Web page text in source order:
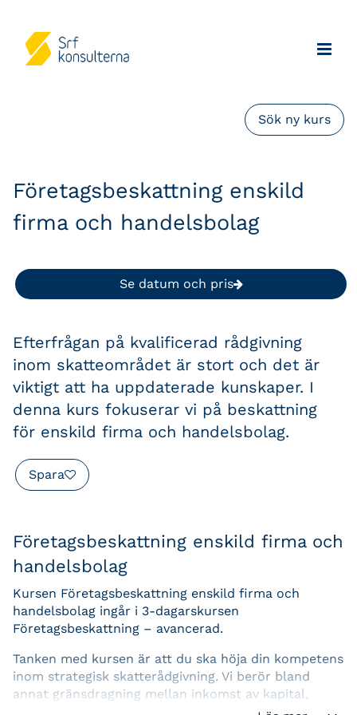
Sök ny kurs
Företagsbeskattning enskild
firma och handelsbolag
Se datum och pris
Efterfrågan på kvalificerad rådgivning
inom skatteområdet är stort och det är
viktigt att ha uppdaterade kunskaper. I
denna kurs fokuserar vi på beskattning
för enskild firma och handelsbolag.
Spara
Företagsbeskattning enskild firma och
handelsbolag
Kursen Företagsbeskattning enskild firma och
handelsbolag ingår i 3-dagarskursen
Företagsbeskattning – avancerad.
Tanken med kursen är att du ska höja din kompetens
inom strategisk skatterådgivning. Vi berör bland
annat gränsdragning mellan inkomst av kapital,
tjänst och näringsverksamhet. Vi följer upp nya